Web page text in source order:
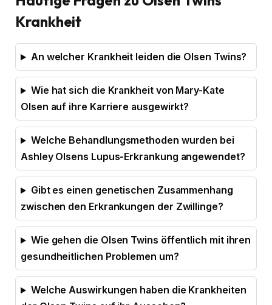
Krankheit
An welcher Krankheit leiden die Olsen Twins?
Wie hat sich die Krankheit von Mary-Kate
Olsen auf ihre Karriere ausgewirkt?
Welche Behandlungsmethoden wurden bei
Ashley Olsens Lupus-Erkrankung angewendet?
Gibt es einen genetischen Zusammenhang
zwischen den Erkrankungen der Zwillinge?
Wie gehen die Olsen Twins öffentlich mit ihren
gesundheitlichen Problemen um?
Welche Auswirkungen haben die Krankheiten